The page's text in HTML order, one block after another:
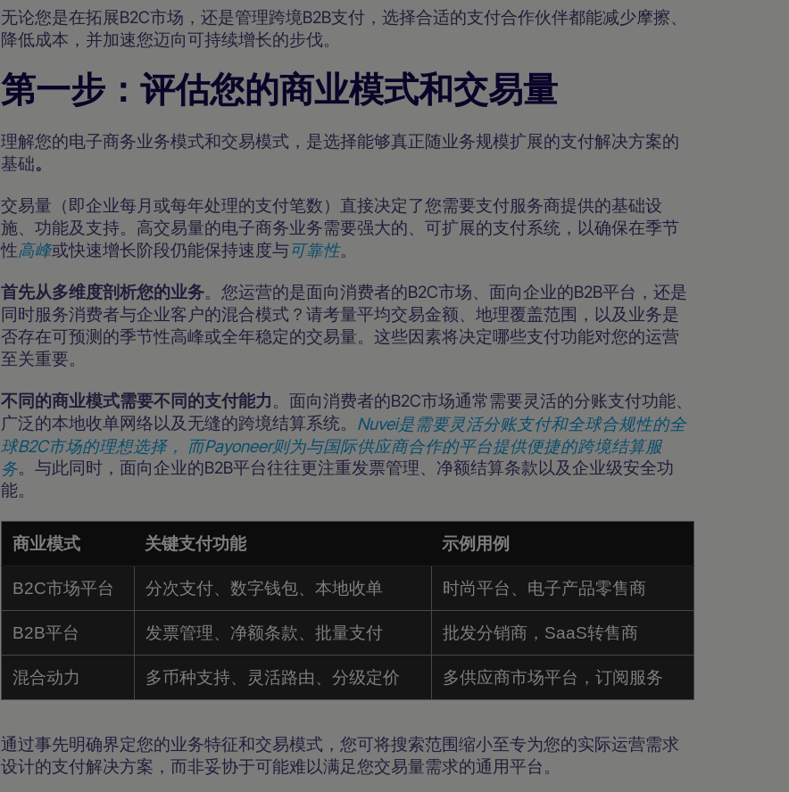
无论您是在拓展B2C市场，还是管理跨境B2B支付，选择合适的支付合作伙伴都能减少摩擦、
降低成本，并加速您迈向可持续增长的步伐。
第一步：评估您的商业模式和交易量
理解您的电子商务业务模式和交易模式，是选择能够真正随业务规模扩展的支付解决方案的
基础。
交易量（即企业每月或每年处理的支付笔数）直接决定了您需要支付服务商提供的基础设
施、功能及支持。高交易量的电子商务业务需要强大的、可扩展的支付系统，以确保在季节
性高峰或快速增长阶段仍能保持速度与可靠性。
首先从多维度剖析您的业务。您运营的是面向消费者的B2C市场、面向企业的B2B平台，还是
同时服务消费者与企业客户的混合模式？请考量平均交易金额、地理覆盖范围，以及业务是
否存在可预测的季节性高峰或全年稳定的交易量。这些因素将决定哪些支付功能对您的运营
至关重要。
不同的商业模式需要不同的支付能力。面向消费者的B2C市场通常需要灵活的分账支付功能、
广泛的本地收单网络以及无缝的跨境结算系统。 Nuvei是需要灵活分账支付和全球合规性的全
球B2C市场的理想选择，
而Payoneer则为与国际供应商合作的平台提供便捷的跨境结算服
务。与此同时，面向企业的B2B平台往往更注重发票管理、净额结算条款以及企业级安全功
能。
商业模式 关键支付功能 示例用例
B2C市场平台 分次支付、数字钱包、本地收单 时尚平台、电子产品零售商
B2B平台 发票管理、净额条款、批量支付 批发分销商，SaaS转售商
混合动力 多币种支持、灵活路由、分级定价 多供应商市场平台，订阅服务
通过事先明确界定您的业务特征和交易模式，您可将搜索范围缩小至专为您的实际运营需求
设计的支付解决方案，而非妥协于可能难以满足您交易量需求的通用平台。